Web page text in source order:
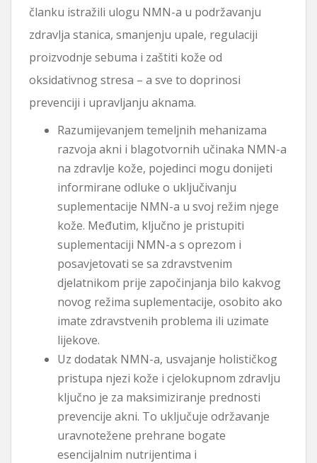
članku istražili ulogu NMN-a u podržavanju
zdravlja stanica, smanjenju upale, regulaciji
proizvodnje sebuma i zaštiti kože od
oksidativnog stresa – a sve to doprinosi
prevenciji i upravljanju aknama.
Razumijevanjem temeljnih mehanizama
razvoja akni i blagotvornih učinaka NMN-a
na zdravlje kože, pojedinci mogu donijeti
informirane odluke o uključivanju
suplementacije NMN-a u svoj režim njege
kože. Međutim, ključno je pristupiti
suplementaciji NMN-a s oprezom i
posavjetovati se sa zdravstvenim
djelatnikom prije započinjanja bilo kakvog
novog režima suplementacije, osobito ako
imate zdravstvenih problema ili uzimate
lijekove.
Uz dodatak NMN-a, usvajanje holističkog
pristupa njezi kože i cjelokupnom zdravlju
ključno je za maksimiziranje prednosti
prevencije akni. To uključuje održavanje
uravnotežene prehrane bogate
esencijalnim nutrijentima i